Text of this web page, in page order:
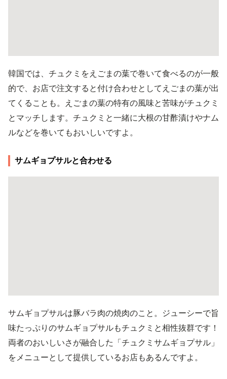
韓国では、チュクミをえごまの葉で巻いて食べるのが一般
的で、お店で注文すると付け合わせとしてえごまの葉が出
てくることも。えごまの葉の特有の風味と苦味がチュクミ
とマッチします。チュクミと一緒に大根の甘酢漬けやナム
ルなどを巻いてもおいしいですよ。
サムギョプサルと合わせる
サムギョプサルは豚バラ肉の焼肉のこと。ジューシーで旨
味たっぷりのサムギョプサルもチュクミと相性抜群です！
両者のおいしいさが融合した「チュクミサムギョプサル」
をメニューとして提供しているお店もあるんですよ。